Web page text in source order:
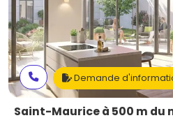
Demande
Saint-Maurice à 500 m du